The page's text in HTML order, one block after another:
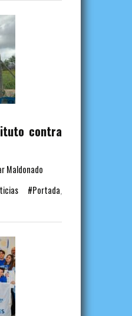
contra
Maldonado
#Portada,